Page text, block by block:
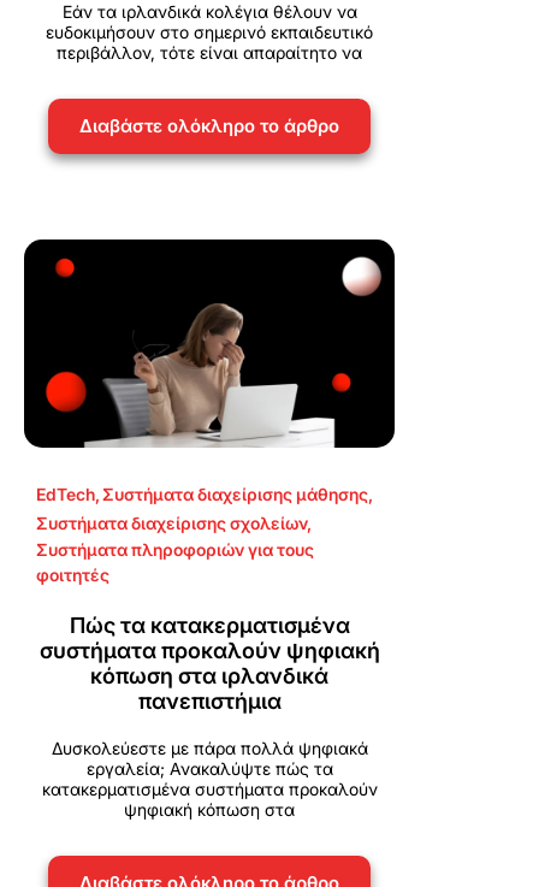
Εάν τα ιρλανδικά κολέγια θέλουν να
ευδοκιμήσουν στο σημερινό εκπαιδευτικό
περιβάλλον, τότε είναι απαραίτητο να
Διαβάστε ολόκληρο το άρθρο
EdTech,Συστήματα διαχείρισης μάθησης,
Συστήματα διαχείρισης σχολείων,
Συστήματα πληροφοριών για τους
φοιτητές
Πώς τα κατακερματισμένα
συστήματα προκαλούν ψηφιακή
κόπωση στα ιρλανδικά
πανεπιστήμια
Δυσκολεύεστε με πάρα πολλά ψηφιακά
εργαλεία; Ανακαλύψτε πώς τα
κατακερματισμένα συστήματα προκαλούν
ψηφιακή κόπωση στα